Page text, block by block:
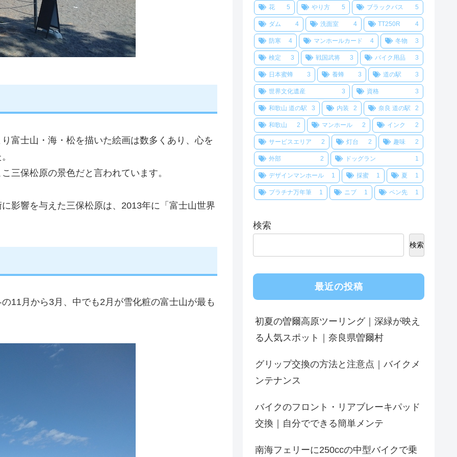
富士山・海・松を描いた絵画は数多くあり、心を
三保松原の景色だと言われています。
影響を与えた三保松原は、2013年に「富士山世界
11月から3月、中でも2月が雪化粧の富士山が最も
花 5 やり方 5 ブラックバス 5
ダム 4 洗面室 4 TT250R 4
防寒 4 マンホールカード 4 冬物 3
検定 3 戦国武将 3 バイク用品 3
日本蜜蜂 3 養蜂 3 道の駅 3
世界文化遺産 3 資格 3
和歌山 道の駅 3 内装 2 奈良 道の駅 2
和歌山 2 マンホール 2 インク 2
サービスエリア 2 灯台 2 趣味 2
外部 2 ドッグラン 1
デザインマンホール 1 採蜜 1 夏 1
プラチナ万年筆 1 ニブ 1 ペン先 1
検索
検索
最近の投稿
初夏の曽爾高原ツーリング｜深緑が映え
る人気スポット｜奈良県曽爾村
グリップ交換の方法と注意点｜バイクメ
ンテナンス
バイクのフロント・リアブレーキパッド
交換｜自分でできる簡単メンテ
南海フェリーに250ccの中型バイクで乗